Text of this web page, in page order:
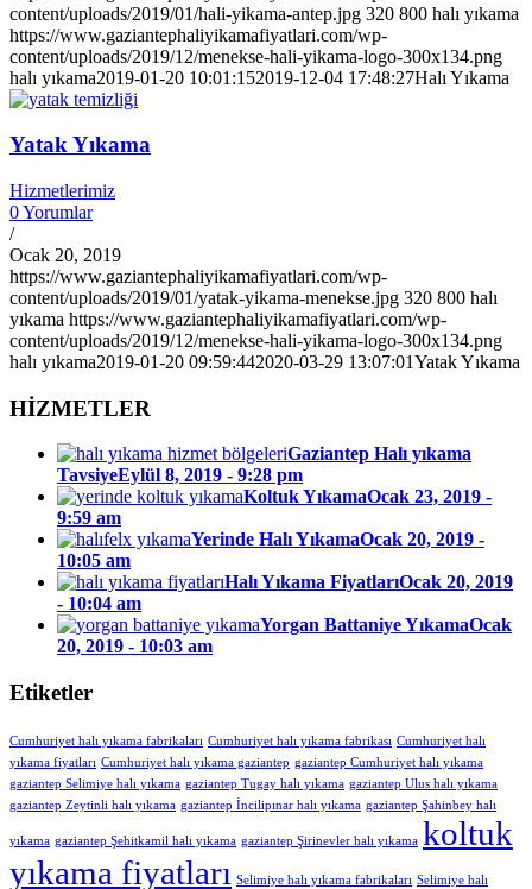
content/uploads/2019/01/hali-yikama-antep.jpg 320 800 halı yıkama
https://www.gaziantephaliyikamafiyatlari.com/wp-
content/uploads/2019/12/menekse-hali-yikama-logo-300x134.png
halı yıkama2019-01-20 10:01:152019-12-04 17:48:27Halı Yıkama
Yatak Yıkama
Hizmetlerimiz
0 Yorumlar
/
Ocak 20, 2019
https://www.gaziantephaliyikamafiyatlari.com/wp-
content/uploads/2019/01/yatak-yikama-menekse.jpg 320 800 halı
yıkama https://www.gaziantephaliyikamafiyatlari.com/wp-
content/uploads/2019/12/menekse-hali-yikama-logo-300x134.png
halı yıkama2019-01-20 09:59:442020-03-29 13:07:01Yatak Yıkama
HİZMETLER
Gaziantep Halı yıkama
TavsiyeEylül 8, 2019 - 9:28 pm
Koltuk YıkamaOcak 23, 2019 -
9:59 am
Yerinde Halı YıkamaOcak 20, 2019 -
10:05 am
Halı Yıkama FiyatlarıOcak 20, 2019
- 10:04 am
Yorgan Battaniye YıkamaOcak
20, 2019 - 10:03 am
Etiketler
Cumhuriyet halı yıkama fabrikaları Cumhuriyet halı yıkama fabrikası Cumhuriyet halı
yıkama fiyatları Cumhuriyet halı yıkama gaziantep gaziantep Cumhuriyet halı yıkama
gaziantep Selimiye halı yıkama gaziantep Tugay halı yıkama gaziantep Ulus halı yıkama
gaziantep Zeytinli halı yıkama gaziantep İncilipınar halı yıkama gaziantep Şahinbey halı
yıkama gaziantep Şehitkamil halı yıkama gaziantep Şirinevler halı yıkama koltuk
yıkama fiyatları Selimiye halı yıkama fabrikaları Selimiye halı